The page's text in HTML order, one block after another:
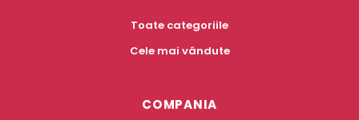
Toate categoriile
Cele mai vândute
COMPANIA